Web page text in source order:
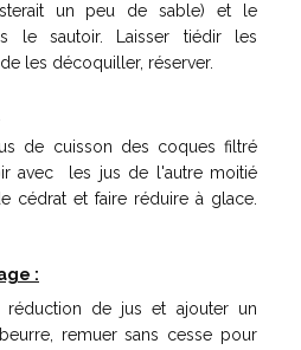
un peu de sable) et le
le sautoir. Laisser tiédir les
les décoquiller, réserver.
de cuisson des coques filtré
avec les jus de l'autre moitié
cédrat et faire réduire à glace.
:
réduction de jus et ajouter un
remuer sans cesse pour